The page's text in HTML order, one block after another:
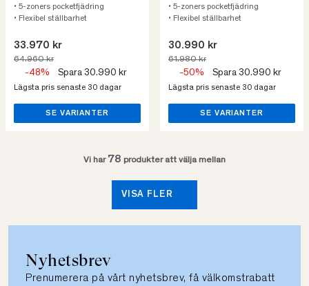
• 5-zoners pocketfjädring
• Flexibel ställbarhet
33.970 kr
64.960 kr
-48% Spara 30.990 kr
Lägsta pris senaste 30 dagar
SE VARIANTER
• 5-zoners pocketfjädring
• Flexibel ställbarhet
30.990 kr
61.980 kr
-50% Spara 30.990 kr
Lägsta pris senaste 30 dagar
SE VARIANTER
Vi har 78 produkter att välja mellan
VISA FLER
Nyhetsbrev
Prenumerera på vårt nyhetsbrev, få välkomstrabatt